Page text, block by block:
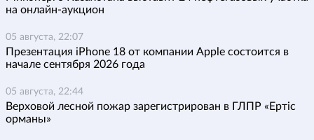
на онлайн-аукцион
05 августа, 22:07
Презентация iPhone 18 от компании Apple состоится в
начале сентября 2026 года
05 августа, 22:44
Верховой лесной пожар зарегистрирован в ГЛПР «Ертіс
орманы»